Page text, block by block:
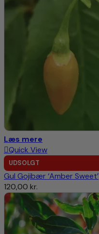
Læs mere
Quick View
UDSOLGT
Gul Gojibær ‘Amber Sweet’
120,00 kr.